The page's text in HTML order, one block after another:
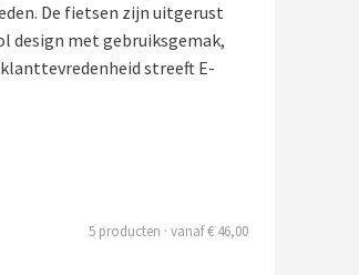
De fietsen zijn uitgerust
design met gebruiksgemak,
streeft E-
5 producten · vanaf € 46,00